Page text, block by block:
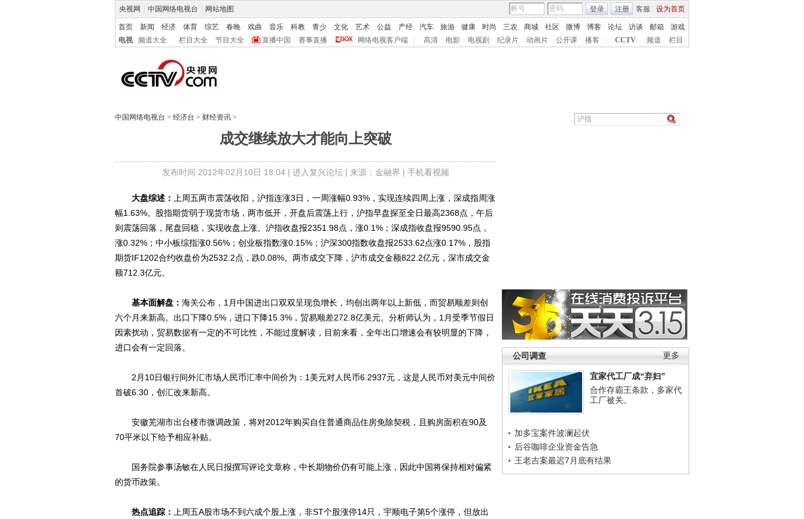
央视网 中国网络电视台 网站地图 客服 设为首页
登录 注册
首页 新闻 经济 体育 综艺 春晚 戏曲 音乐 科教 青少 文化 艺术 公益 产经 汽车 旅游 健康 时尚 三农 商城 社区 微博 博客 论坛 访谈 邮箱
游戏
电视
频道大全 栏目大全 节目大全 直播中国 赛事直播 网络电视客户端 高清 电影 电视剧 纪录片 动画片 公开课 播客 CCTV 频道 栏目
中国网络电视台 > 经济台 > 财经资讯 >
成交继续放大才能向上突破
发布时间:2012年02月10日 18:04 | 进入复兴论坛| 来源：金融界 | 手机看视频
更多
公司调查
宜家代工厂成“弃妇”
合作存霸王条款，多家代
工厂被关。
加多宝案件波澜起伏
后谷咖啡企业资金告急
王老吉案最迟7月底有结果
大盘综述：
上周五两市震荡收阳，沪指连涨3日，一周涨幅0.93%，实现连续四周上涨，深成指周涨
幅1.63%。股指期货弱于现货市场，两市低开，开盘后震荡上行，沪指早盘探至全日最高2368点，午后
则震荡回落，尾盘回稳，实现收盘上涨。沪指收盘报2351.98点，涨0.1%；深成指收盘报9590.95点，
涨0.32%；中小板综指涨0.56%；创业板指数涨0.15%；沪深300指数收盘报2533.62点涨0.17%，股指
期货IF1202合约收盘价为2532.2点，跌0.08%。两市成交下降，沪市成交金额822.2亿元，深市成交金
额712.3亿元。
基本面解盘： 海关公布，1月中国进出口双双呈现负增长，均创出两年以上新低，而贸易顺差则创
六个月来新高。出口下降0.5%，进口下降15.3%，贸易顺差272.8亿美元。分析师认为，1月受季节假日
因素扰动，贸易数据有一定的不可比性，不能过度解读，目前来看，全年出口增速会有较明显的下降，
进口会有一定回落。
2月10日银行间外汇市场人民币汇率中间价为：1美元对人民币6.2937元，这是人民币对美元中间价
首破6.30，创汇改来新高。
安徽芜湖市出台楼市微调政策，将对2012年购买自住普通商品住房免除契税，且购房面积在90及
70平米以下给予相应补贴。
国务院参事汤敏在人民日报撰写评论文章称，中长期物价仍有可能上涨，因此中国将保持相对偏紧
的货币政策。
热点追踪：
上周五A股市场不到六成个股上涨，非ST个股涨停14只，宇顺电子第5个涨停，但放出